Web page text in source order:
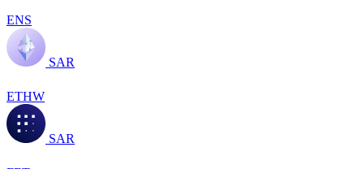
ENS
SAR
ETHW
SAR